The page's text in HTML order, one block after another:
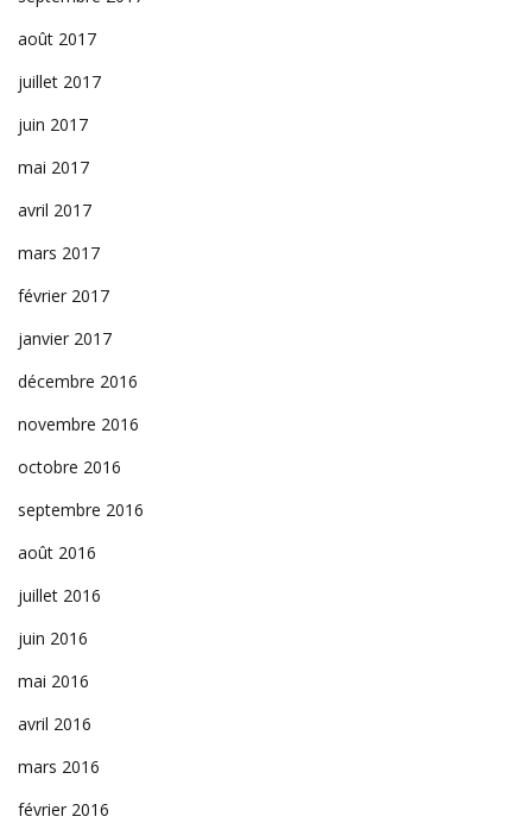
août 2017
juillet 2017
juin 2017
mai 2017
avril 2017
mars 2017
février 2017
janvier 2017
décembre 2016
novembre 2016
octobre 2016
septembre 2016
août 2016
juillet 2016
juin 2016
mai 2016
avril 2016
mars 2016
février 2016